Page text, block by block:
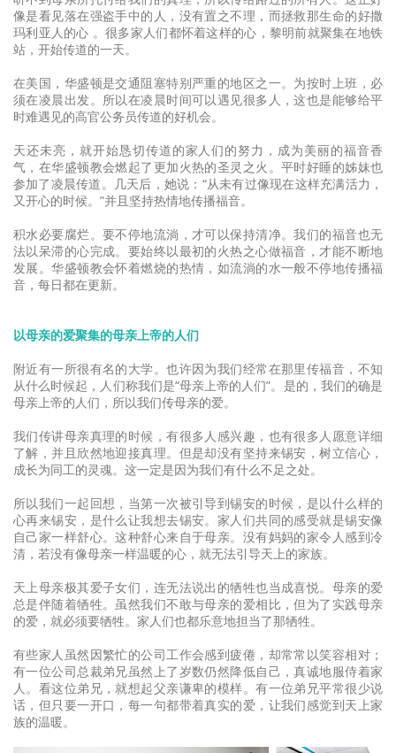
像是看见落在强盗手中的人，没有置之不理，而拯救那生命的好撒
玛利亚人的心 。很多家人们都怀着这样的心，黎明前就聚集在地铁
站，开始传道的一天。
在美国，华盛顿是交通阻塞特别严重的地区之一。为按时上班，必
须在凌晨出发。所以在凌晨时间可以遇见很多人，这也是能够给平
时难遇见的高官公务员传道的好机会。
天还未亮，就开始恳切传道的家人们的努力，成为美丽的福音香
气，在华盛顿教会燃起了更加火热的圣灵之火。平时好睡的姊妹也
参加了凌晨传道。几天后，她说：“从未有过像现在这样充满活力，
又开心的时候。”并且坚持热情地传播福音。
积水必要腐烂。要不停地流淌，才可以保持清净。我们的福音也无
法以呆滞的心完成。要始终以最初的火热之心做福音，才能不断地
发展。华盛顿教会怀着燃烧的热情，如流淌的水一般不停地传播福
音，每日都在更新。
以母亲的爱聚集的母亲上帝的人们
附近有一所很有名的大学。也许因为我们经常在那里传福音，不知
从什么时候起，人们称我们是“母亲上帝的人们”。是的，我们的确是
母亲上帝的人们，所以我们传母亲的爱。
我们传讲母亲真理的时候，有很多人感兴趣，也有很多人愿意详细
了解，并且欣然地迎接真理。但是却没有坚持来锡安，树立信心，
成长为同工的灵魂。这一定是因为我们有什么不足之处。
所以我们一起回想，当第一次被引导到锡安的时候，是以什么样的
心再来锡安，是什么让我想去锡安。家人们共同的感受就是锡安像
自己家一样舒心。这种舒心来自于母亲。没有妈妈的家令人感到冷
清，若没有像母亲一样温暖的心，就无法引导天上的家族。
天上母亲极其爱子女们，连无法说出的牺牲也当成喜悦。母亲的爱
总是伴随着牺牲。虽然我们不敢与母亲的爱相比，但为了实践母亲
的爱，就必须要牺牲。家人们也都乐意地担当了那牺牲。
有些家人虽然因繁忙的公司工作会感到疲倦，却常常以笑容相对；
有一位公司总裁弟兄虽然上了岁数仍然降低自己，真诚地服侍着家
人。看这位弟兄，就想起父亲谦卑的模样。有一位弟兄平常很少说
话，但只要一开口，每一句都带着真实的爱，让我们感觉到天上家
族的温暖。